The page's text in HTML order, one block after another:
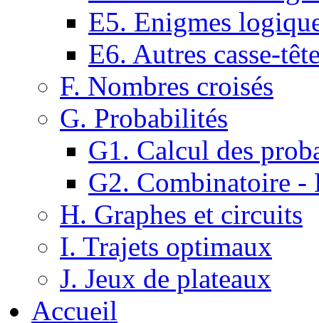
E5. Enigmes
E6. Autres casse-
F. Nombres croisés
G. Probabilités
G1. Calcul des
G2. Combinatoire -
H. Graphes et circuits
I. Trajets optimaux
J. Jeux de plateaux
Accueil